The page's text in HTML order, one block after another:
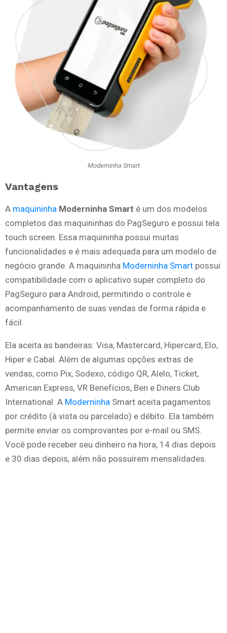
Moderninha Smart
Vantagens
A maquininha Moderninha Smart é um dos modelos
completos das maquininhas do PagSeguro e possui tela
touch screen. Essa maquininha possui muitas
funcionalidades e é mais adequada para um modelo de
negócio grande. A maquininha Moderninha Smart possui
compatibilidade com o aplicativo super completo do
PagSeguro para Android, permitindo o controle e
acompanhamento de suas vendas de forma rápida e
fácil.
Ela aceita as bandeiras: Visa, Mastercard, Hipercard, Elo,
Hiper e Cabal. Além de algumas opções extras de
vendas, como Pix, Sodexo, código QR, Alelo, Ticket,
American Express, VR Benefícios, Ben e Diners Club
International. A Moderninha Smart aceita pagamentos
por crédito (à vista ou parcelado) e débito. Ela também
permite enviar os comprovantes por e-mail ou SMS.
Você pode receber seu dinheiro na hora, 14 dias depois
e 30 dias depois, além não possuírem mensalidades.